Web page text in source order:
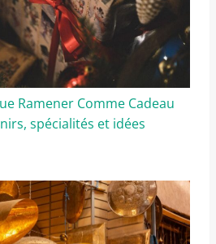
Ramener Comme Cadeau
spécialités et idées